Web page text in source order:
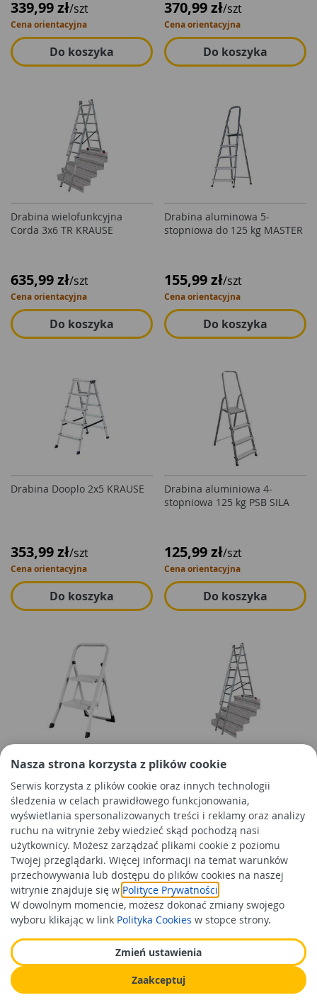
Nasza strona korzysta z plików cookie
Serwis korzysta z plików cookie oraz innych technologii
śledzenia w celach prawidłowego funkcjonowania,
wyświetlania spersonalizowanych treści i reklamy oraz analizy
ruchu na witrynie żeby wiedzieć skąd pochodzą nasi
użytkownicy. Możesz zarządzać plikami cookie z poziomu
Twojej przeglądarki. Więcej informacji na temat warunków
przechowywania lub dostępu do plików cookies na naszej
witrynie znajduje się w Polityce Prywatności
W dowolnym momencie, możesz dokonać zmiany swojego
wyboru klikając w link Polityka Cookies w stopce strony.
Zmień ustawienia
Zaakceptuj
339,99 zł/szt
Cena orientacyjna
Do koszyka
370,99 zł/szt
Cena orientacyjna
Do koszyka
Drabina wielofunkcyjna
Corda 3x6 TR KRAUSE
635,99 zł/szt
Cena orientacyjna
Do koszyka
Drabina aluminowa 5-
stopniowa do 125 kg MASTER
155,99 zł/szt
Cena orientacyjna
Do koszyka
Drabina Dooplo 2x5 KRAUSE
353,99 zł/szt
Cena orientacyjna
Do koszyka
Drabina aluminiowa 4-
stopniowa 125 kg PSB SILA
125,99 zł/szt
Cena orientacyjna
Do koszyka
Drabina stalowa
135,99 zł/szt
Cena orientacyjna
Do koszyka
Drabina wielofunkcyjna
840,99 zł/szt
Cena orientacyjna
Do koszyka